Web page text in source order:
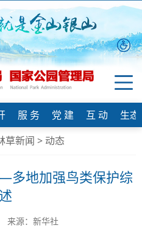
服 务 党 建 互 动
生
草新闻 > 动态
多地加强鸟类保护综
述
源：新华社